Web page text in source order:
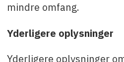
mindre omfang.
Yderligere oplysninger
Yderligere oplysninger